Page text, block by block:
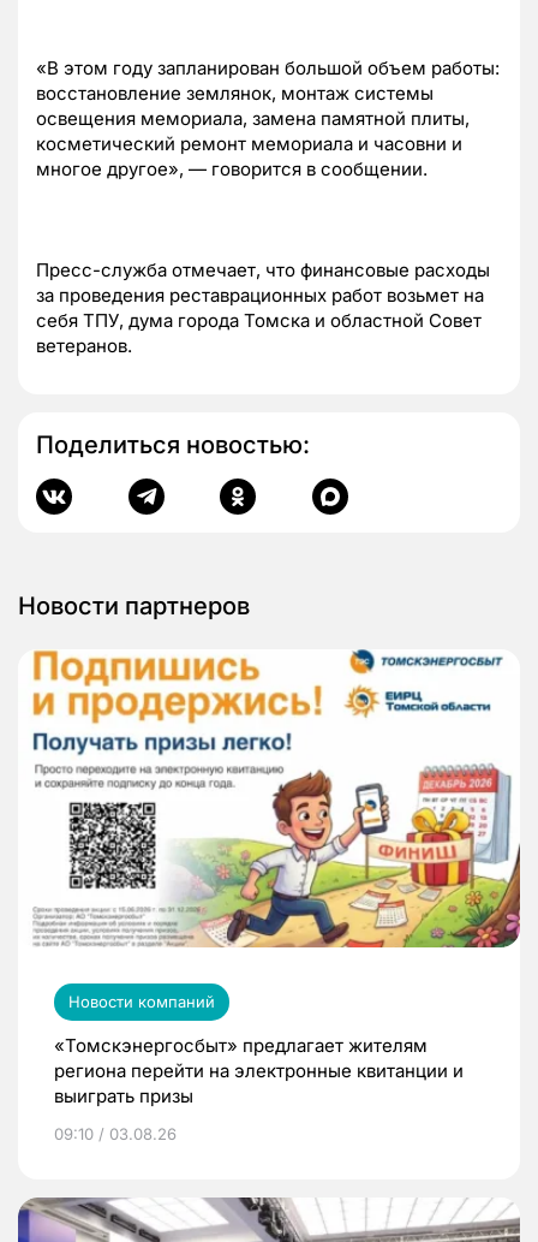
«В этом году запланирован большой объем работы:
восстановление землянок, монтаж системы
освещения мемориала, замена памятной плиты,
косметический ремонт мемориала и часовни и
многое другое», — говорится в сообщении.
Пресс-служба отмечает, что финансовые расходы
за проведения реставрационных работ возьмет на
себя ТПУ, дума города Томска и областной Совет
ветеранов.
Поделиться новостью:
Новости партнеров
Новости компаний
«Томскэнергосбыт» предлагает жителям
региона перейти на электронные квитанции и
выиграть призы
09:10 / 03.08.26